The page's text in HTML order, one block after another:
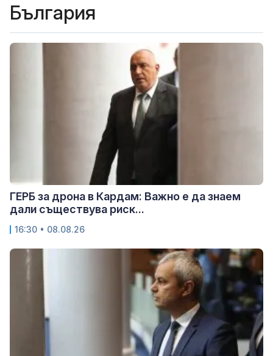
България
ГЕРБ за дрона в Кардам: Важно е да знаем
дали съществува риск...
16:30 • 08.08.26